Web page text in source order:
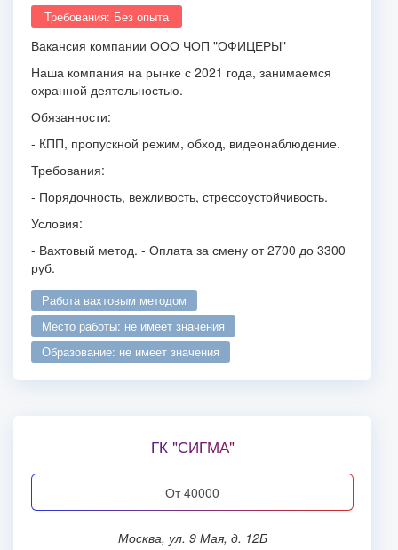
Требования: Без опыта
Вакансия компании ООО ЧОП "ОФИЦЕРЫ"
Наша компания на рынке с 2021 года, занимаемся
охранной деятельностью.
Обязанности:
- КПП, пропускной режим, обход, видеонаблюдение.
Требования:
- Порядочность, вежливость, стрессоустойчивость.
Условия:
- Вахтовый метод. - Оплата за смену от 2700 до 3300
руб.
работа вахтовым методом
место работы: не имеет значения
образование: не имеет значения
ГК "СИГМА"
от 40000
Москва, ул. 9 Мая, д. 12Б